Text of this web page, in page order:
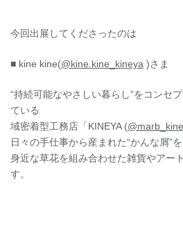
今回出展してくださったのは
■ kine kine(@kine.kine_kineya )さま
“持続可能なやさしい暮らし”をコンセ
ている
域密着型工務店「KINEYA (
日々の手仕事から産まれた“かんな屑”
身近な草花を組み合わせた雑貨やアー
す。